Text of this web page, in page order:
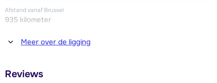
Afstand vanaf Brussel
935 kilometer
Afstand tot winkel(s)
1500 meter
1500 meter
Meer over de ligging
Reviews